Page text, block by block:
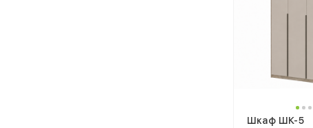
Шкаф ШК-5